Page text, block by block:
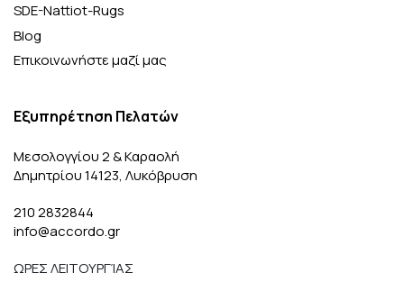
SDE-Nattiot-Rugs
Blog
Επικοινωνήστε μαζί μας
Εξυπηρέτηση Πελατών
Μεσολογγίου 2 & Καραολή
Δημητρίου 14123, Λυκόβρυση
210 2832844
info@accordo.gr
ΩΡΕΣ ΛΕΙΤΟΥΡΓΊΑΣ